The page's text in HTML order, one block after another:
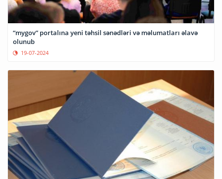
“mygov” portalına yeni təhsil sənədləri və məlumatları əlavə
olunub
19-07-2024